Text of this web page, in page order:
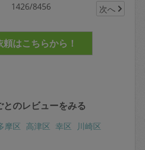
1426/8456 次へ
とのレビューをみる
摩区 高津区 幸区
川崎区